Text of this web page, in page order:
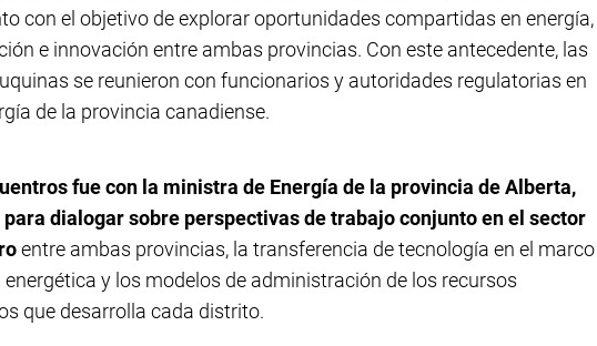
con el objetivo de explorar oportunidades compartidas en energía,
e innovación entre ambas provincias. Con este antecedente, las
se reunieron con funcionarios y autoridades regulatorias en
de la provincia canadiense.
fue con la ministra de Energía de la provincia de Alberta,
para dialogar sobre perspectivas de trabajo conjunto en el sector
entre ambas provincias, la transferencia de tecnología en el marco
y los modelos de administración de los recursos
que desarrolla cada distrito.